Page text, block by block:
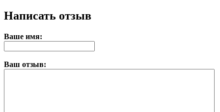
Написать отзыв
Ваше имя:
Ваш отзыв: